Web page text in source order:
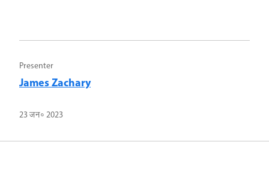
Presenter
James Zachary
23 जन॰ 2023